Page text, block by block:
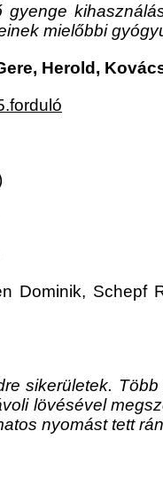
mielőbbi
Herold,
Dominik, Schepf
sikerületek.
lövésével
nyomást tett